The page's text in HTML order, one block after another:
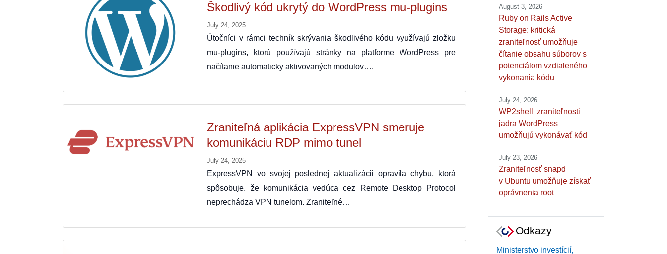
Škodlivý kód ukrytý do WordPress mu-plugins
July 24, 2025
Útočníci v rámci techník skrývania škodlivého kódu využívajú zložku
mu-plugins, ktorú používajú stránky na platforme WordPress pre
načítanie automaticky aktivovaných modulov….
Zraniteľná aplikácia ExpressVPN smeruje
komunikáciu RDP mimo tunel
July 24, 2025
ExpressVPN vo svojej poslednej aktualizácii opravila chybu, ktorá
spôsobuje, že komunikácia vedúca cez Remote Desktop Protocol
neprechádza VPN tunelom. Zraniteľné…
August 3, 2026
Ruby on Rails Active
Storage: kritická
zraniteľnosť umožňuje
čítanie obsahu súborov s
potenciálom vzdialeného
vykonania kódu
July 24, 2026
WP2shell: zraniteľnosti
jadra WordPress
umožňujú vykonávať kód
July 23, 2026
Zraniteľnosť snapd
v Ubuntu umožňuje získať
oprávnenia root
Odkazy
Ministerstvo investícií,